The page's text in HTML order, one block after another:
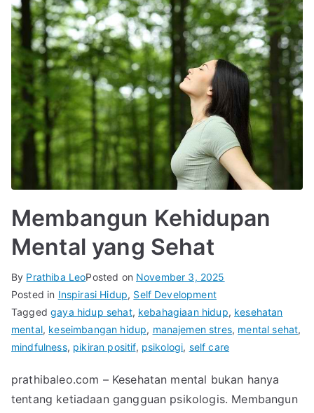
Membangun Kehidupan
Mental yang Sehat
By Prathiba LeoPosted on November 3, 2025
Posted in Inspirasi Hidup, Self Development
Taggedgaya hidup sehat, kebahagiaan hidup, kesehatan
mental, keseimbangan hidup, manajemen stres, mental sehat,
mindfulness, pikiran positif, psikologi, self care
prathibaleo.com – Kesehatan mental bukan hanya
tentang ketiadaan gangguan psikologis. Membangun